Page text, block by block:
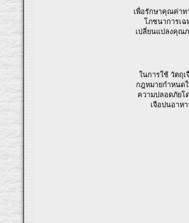
เพื่อรักษาคุณค่าท
โภชนาการเ
เปลี่ยนแปลงคุณ
ในการใช้ วัตถุ
กฎหมายกำหนด
ความปลอดภัยโ
เจือปนอาห